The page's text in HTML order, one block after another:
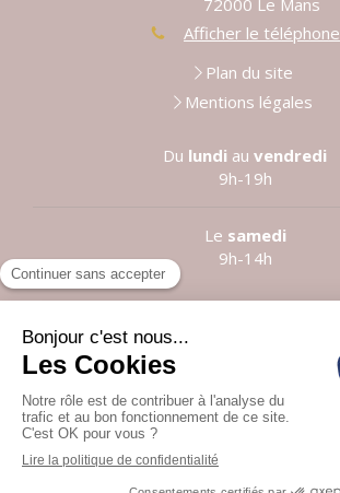
72000 Le Mans
Afficher le téléphone
Plan du site
Mentions légales
Du lundi au vendredi
9h-19h
Le samedi
9h-14h
Prendre rendez-vous
©2021 Anne LE LOUARN